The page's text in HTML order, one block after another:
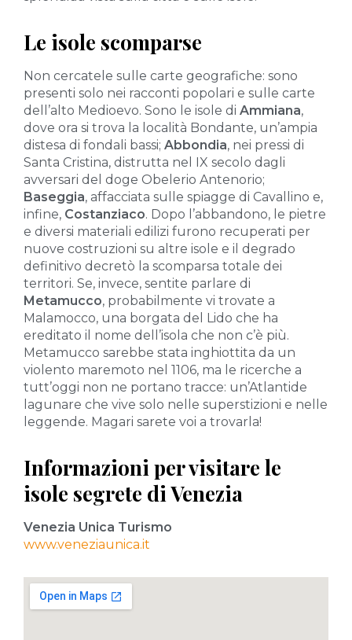
Le isole scomparse
Non cercatele sulle carte geografiche: sono
presenti solo nei racconti popolari e sulle carte
dell’alto Medioevo. Sono le isole di Ammiana,
dove ora si trova la località Bondante, un’ampia
distesa di fondali bassi; Abbondia, nei pressi di
Santa Cristina, distrutta nel IX secolo dagli
avversari del doge Obelerio Antenorio;
Baseggia, affacciata sulle spiagge di Cavallino e,
infine, Costanziaco. Dopo l’abbandono, le pietre
e diversi materiali edilizi furono recuperati per
nuove costruzioni su altre isole e il degrado
definitivo decretò la scomparsa totale dei
territori. Se, invece, sentite parlare di
Metamucco, probabilmente vi trovate a
Malamocco, una borgata del Lido che ha
ereditato il nome dell’isola che non c’è più.
Metamucco sarebbe stata inghiottita da un
violento maremoto nel 1106, ma le ricerche a
tutt’oggi non ne portano tracce: un’Atlantide
lagunare che vive solo nelle superstizioni e nelle
leggende. Magari sarete voi a trovarla!
Informazioni per visitare le
isole segrete di Venezia
Venezia Unica Turismo
www.veneziaunica.it